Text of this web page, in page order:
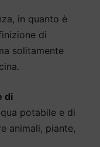
in quanto è
di
solitamente
di
potabile e di
animali, piante,